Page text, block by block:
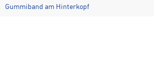
Gummiband am Hinterkopf